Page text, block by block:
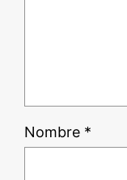
Nombre *